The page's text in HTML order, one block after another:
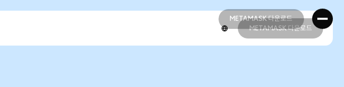
METAMASK 다운로드
METAMASK 다운로드
METAMASK 다운로드